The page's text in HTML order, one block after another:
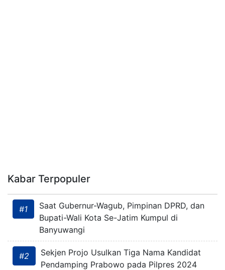
Kabar Terpopuler
#1
Saat Gubernur-Wagub, Pimpinan DPRD, dan
Bupati-Wali Kota Se-Jatim Kumpul di
Banyuwangi
#2
Sekjen Projo Usulkan Tiga Nama Kandidat
Pendamping Prabowo pada Pilpres 2024